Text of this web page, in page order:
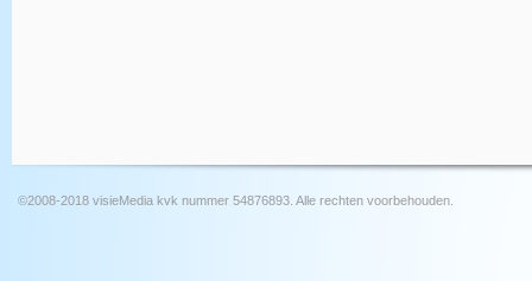
©2008-2018 visieMedia kvk nummer 54876893. Alle rechten voorbehouden.